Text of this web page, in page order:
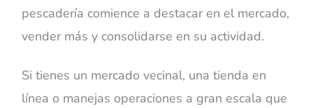
pescadería comience a destacar en el mercado,
vender más y consolidarse en su actividad.
Si tienes un mercado vecinal, una tienda en
línea o manejas operaciones a gran escala que